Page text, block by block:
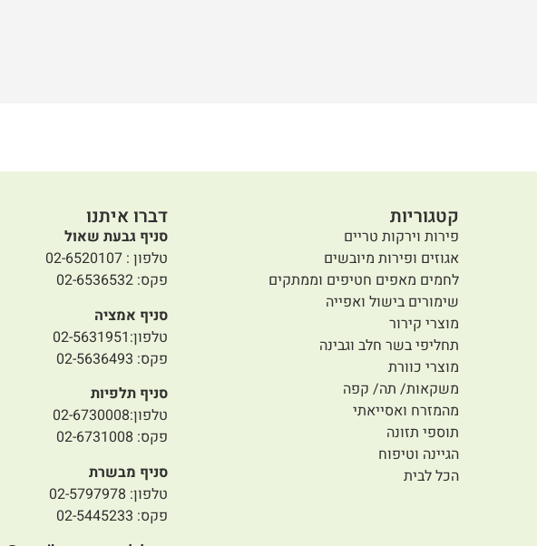
קטגוריות
פירות וירקות טריים
אגוזים ופירות מיובשים
לחמים מאפים חטיפים וממתקים
שימורים בישול ואפייה
מוצרי קירור
תחליפי בשר חלב וגבינה
מוצרי כוורת
משקאות/ תה/ קפה
מהמזרח ואסייאתי
תוספי תזונה
הגיינה וטיפוח
הכל לבית
דברו איתנו
סניף גבעת שאול
טלפון : 02-6520107
פקס: 02-6536532
סניף אמציה
טלפון:02-5631951
פקס: 02-5636493
סניף תלפיות
טלפון:02-6730008
פקס: 02-6731008
סניף מבשרת
טלפון: 02-5797978
פקס: 02-5445233